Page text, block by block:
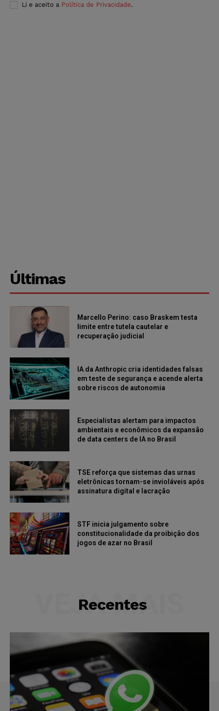
Li e aceito a Política de Privacidade.
Últimas
Marcello Perino: caso Braskem testa
limite entre tutela cautelar e
recuperação judicial
IA da Anthropic cria identidades falsas
em teste de segurança e acende alerta
sobre riscos de autonomia
Especialistas alertam para impactos
ambientais e econômicos da expansão
de data centers de IA no Brasil
TSE reforça que sistemas das urnas
eletrônicas tornam-se invioláveis após
assinatura digital e lacração
STF inicia julgamento sobre
constitucionalidade da proibição dos
jogos de azar no Brasil
Recentes
VEJA MAIS